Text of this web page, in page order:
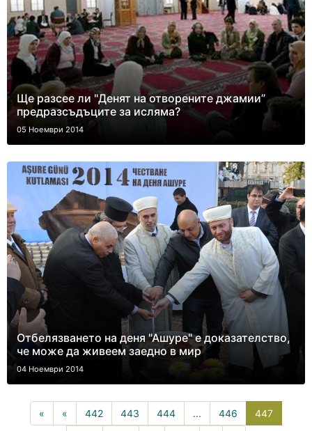
Ще разсее ли "Денят на отворените джамии”
предразсъдъците за исляма?
05 Ноември 2014
Отбелязването на деня "Ашуре" е доказателство,
че може да живеем заедно в мир
04 Ноември 2014
« « 442 443 444 ... 446 447